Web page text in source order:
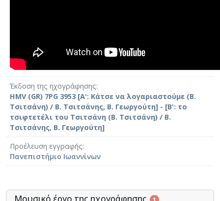
Έκδοση της ηχογράφησης
HMV (GR) 7PG 3953 [Α': Κάτσε να λογαριαστούμε (Β.
Τσιτσάνη) / Β. Τσιτσάνης, Β. Γεωργούτη] - [Β': το
τσιφτετέλι του Τσιτσάνη (Β. Τσιτσάνη) / Β.
Τσιτσάνης, Β. Γεωργούτη]
Προέλευση εγγραφής
Πανεπιστήμιο Ιωαννίνων